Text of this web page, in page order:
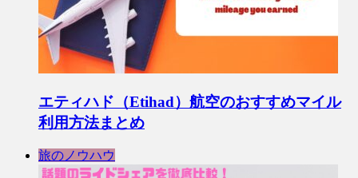
エティハド（Etihad）航空のおすすめマイル
利用方法まとめ
旅のノウハウ